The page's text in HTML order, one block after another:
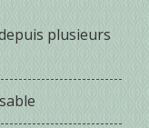
plusieurs